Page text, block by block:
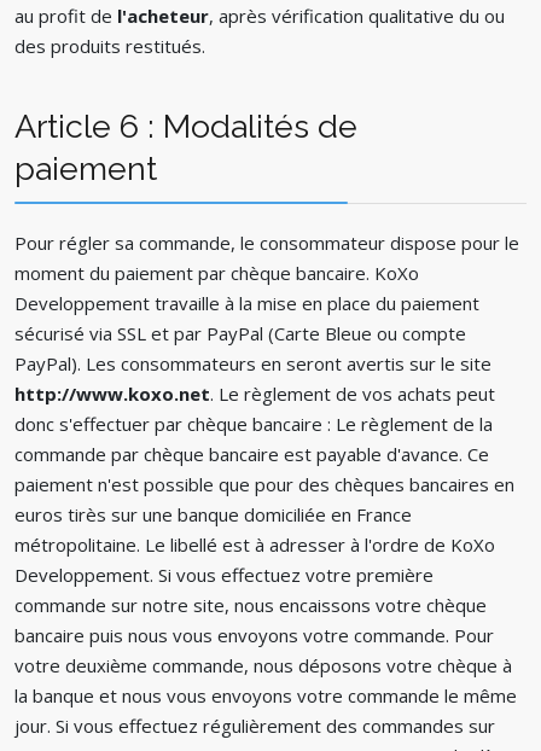
au profit de l'acheteur, après vérification qualitative du ou
des produits restitués.
Article 6 : Modalités de
paiement
Pour régler sa commande, le consommateur dispose pour le
moment du paiement par chèque bancaire. KoXo
Developpement travaille à la mise en place du paiement
sécurisé via SSL et par PayPal (Carte Bleue ou compte
PayPal). Les consommateurs en seront avertis sur le site
http://www.koxo.net. Le règlement de vos achats peut
donc s'effectuer par chèque bancaire : Le règlement de la
commande par chèque bancaire est payable d'avance. Ce
paiement n'est possible que pour des chèques bancaires en
euros tirès sur une banque domiciliée en France
métropolitaine. Le libellé est à adresser à l'ordre de KoXo
Developpement. Si vous effectuez votre première
commande sur notre site, nous encaissons votre chèque
bancaire puis nous vous envoyons votre commande. Pour
votre deuxième commande, nous déposons votre chèque à
la banque et nous vous envoyons votre commande le même
jour. Si vous effectuez régulièrement des commandes sur